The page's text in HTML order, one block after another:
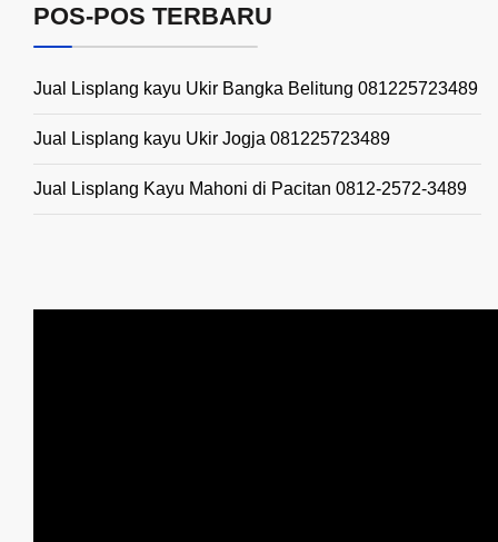
POS-POS TERBARU
Jual Lisplang kayu Ukir Bangka Belitung 081225723489
Jual Lisplang kayu Ukir Jogja 081225723489
Jual Lisplang Kayu Mahoni di Pacitan 0812-2572-3489